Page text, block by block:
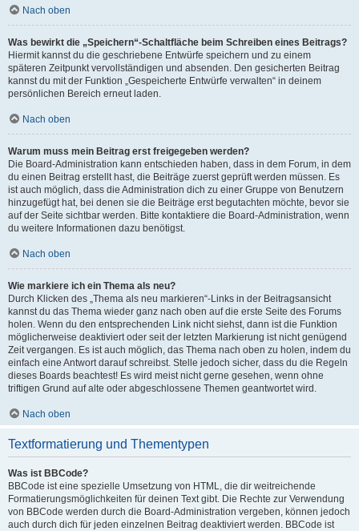
Nach oben
Was bewirkt die „Speichern“-Schaltfläche beim Schreiben eines Beitrags?
Hiermit kannst du die geschriebene Entwürfe speichern und zu einem
späteren Zeitpunkt vervollständigen und absenden. Den gesicherten Beitrag
kannst du mit der Funktion „Gespeicherte Entwürfe verwalten“ in deinem
persönlichen Bereich erneut laden.
Nach oben
Warum muss mein Beitrag erst freigegeben werden?
Die Board-Administration kann entschieden haben, dass in dem Forum, in dem
du einen Beitrag erstellt hast, die Beiträge zuerst geprüft werden müssen. Es
ist auch möglich, dass die Administration dich zu einer Gruppe von Benutzern
hinzugefügt hat, bei denen sie die Beiträge erst begutachten möchte, bevor sie
auf der Seite sichtbar werden. Bitte kontaktiere die Board-Administration, wenn
du weitere Informationen dazu benötigst.
Nach oben
Wie markiere ich ein Thema als neu?
Durch Klicken des „Thema als neu markieren“-Links in der Beitragsansicht
kannst du das Thema wieder ganz nach oben auf die erste Seite des Forums
holen. Wenn du den entsprechenden Link nicht siehst, dann ist die Funktion
möglicherweise deaktiviert oder seit der letzten Markierung ist nicht genügend
Zeit vergangen. Es ist auch möglich, das Thema nach oben zu holen, indem du
einfach eine Antwort darauf schreibst. Stelle jedoch sicher, dass du die Regeln
dieses Boards beachtest! Es wird meist nicht gerne gesehen, wenn ohne
triftigen Grund auf alte oder abgeschlossene Themen geantwortet wird.
Nach oben
Textformatierung und Thementypen
Was ist BBCode?
BBCode ist eine spezielle Umsetzung von HTML, die dir weitreichende
Formatierungsmöglichkeiten für deinen Text gibt. Die Rechte zur Verwendung
von BBCode werden durch die Board-Administration vergeben, können jedoch
auch durch dich für jeden einzelnen Beitrag deaktiviert werden. BBCode ist